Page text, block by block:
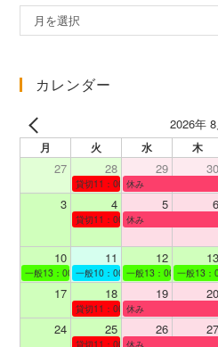
ー
イ
月を選択
カレンダー
2026年 8
月 火 水 木
27 28 29 30
貸切11：00～12：00
休み
3 4 5 6
貸切11：00～12：00
休み
10 11 12 13
一般13：00～19：00一般10：00～19：00一般13：00～19：00
一般13：
17 18 19 20
貸切11：00～12：00
休み
24 25 26 27
貸切11：00～12：00
休み